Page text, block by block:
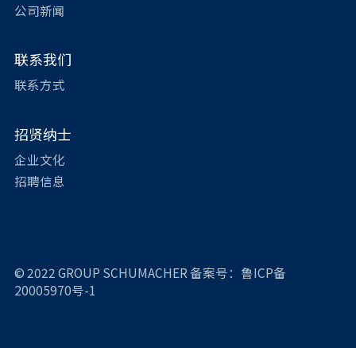
公司新闻
联系我们
联系方式
招贤纳士
企业文化
招聘信息
© 2022 GROUP SCHUMACHER备案号：鲁ICP备
20005970号-1